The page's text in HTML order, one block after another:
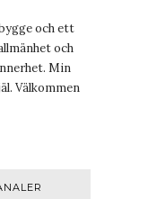
och ett
och
Min
Välkommen